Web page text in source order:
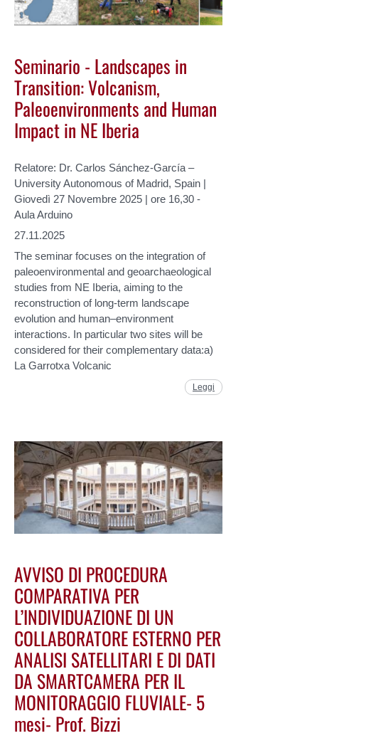
Seminario - Landscapes in
Transition: Volcanism,
Paleoenvironments and Human
Impact in NE Iberia
Relatore: Dr. Carlos Sánchez-García –
University Autonomous of Madrid, Spain |
Giovedì 27 Novembre 2025 | ore 16,30 -
Aula Arduino
27.11.2025
The seminar focuses on the integration of
paleoenvironmental and geoarchaeological
studies from NE Iberia, aiming to the
reconstruction of long-term landscape
evolution and human–environment
interactions. In particular two sites will be
considered for their complementary data:a)
La Garrotxa Volcanic
Leggi
AVVISO DI PROCEDURA
COMPARATIVA PER
L’INDIVIDUAZIONE DI UN
COLLABORATORE ESTERNO PER
ANALISI SATELLITARI E DI DATI
DA SMARTCAMERA PER IL
MONITORAGGIO FLUVIALE- 5
mesi- Prof. Bizzi